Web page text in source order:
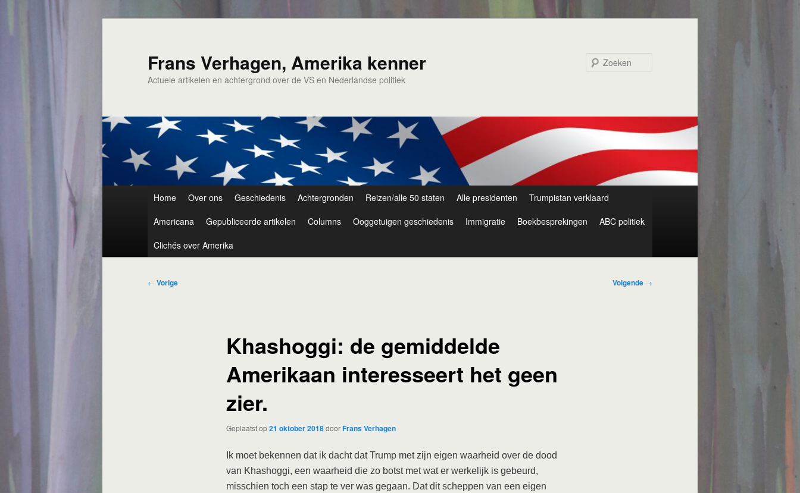
Frans Verhagen, Amerika kenner
Actuele artikelen en achtergrond over de VS en Nederlandse politiek
Home Over ons Geschiedenis Achtergronden Reizen/alle 50 staten Alle presidenten
Trumpistan verklaard
Americana
Gepubliceerde artikelen Columns Ooggetuigen geschiedenis Immigratie Boekbesprekingen
ABC politiek
Clichés over Amerika
Bericht
← Vorige Volgende →
Khashoggi: de gemiddelde
Amerikaan interesseert het geen
zier.
Geplaatst op21 oktober 2018doorFrans Verhagen
Ik moet bekennen dat ik dacht dat Trump met zijn eigen waarheid over de dood
van Khashoggi, een waarheid die zo botst met wat er werkelijk is gebeurd,
misschien toch een stap te ver was gegaan. Dat dit scheppen van een eigen